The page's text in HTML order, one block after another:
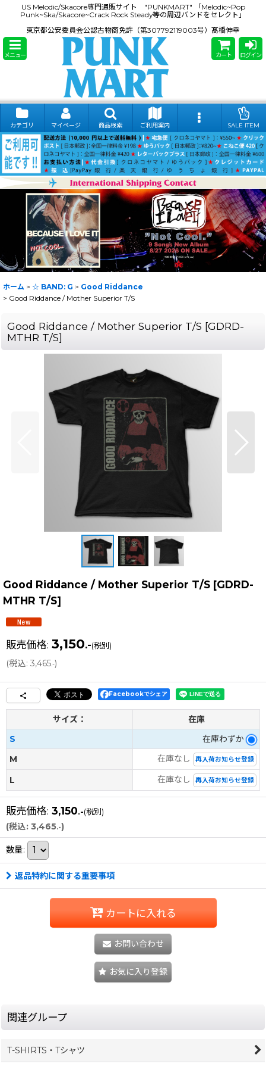
US Melodic/Skacore専門通販サイト "PUNKMART" 「Melodic~Pop
Punk~Ska/Skacore~Crack Rock Steady等の周辺バンドをセレクト」
東京都公安委員会公認古物商免許（第307792119003号）髙橋伸幸
メニュー カート ログイン
カテゴリ マイページ 商品検索 ご利用案内 SALE ITEM
ホーム > ☆ BAND: G > Good Riddance
> Good Riddance / Mother Superior T/S
Good Riddance / Mother Superior T/S [GDRD-
MTHR T/S]
Good Riddance / Mother Superior T/S [GDRD-
MTHR T/S]
販売価格: 3,150.-(税別)
(税込: 3,465.-)
Facebookでシェア
サイズ：
在庫
S
在庫わずか
M
在庫なし 再入荷お知らせ登録
L 在庫なし 再入荷お知らせ登録
販売価格: 3,150.-(税別)
(税込: 3,465.-)
数量:
返品特約に関する重要事項
カートに入れる
お問い合わせ
お気に入り登録
関連グループ
T-SHIRTS・Tシャツ